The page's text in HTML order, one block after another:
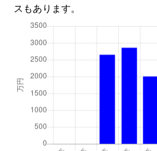
スもあります。